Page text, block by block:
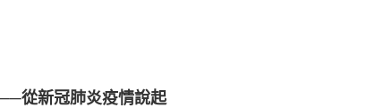
從新冠肺炎疫情說起